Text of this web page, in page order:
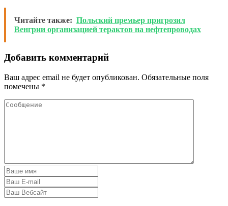
Читайте также: Польский премьер пригрозил
Венгрии организацией терактов на нефтепроводах
Добавить комментарий
Ваш адрес email не будет опубликован. Обязательные поля
помечены *